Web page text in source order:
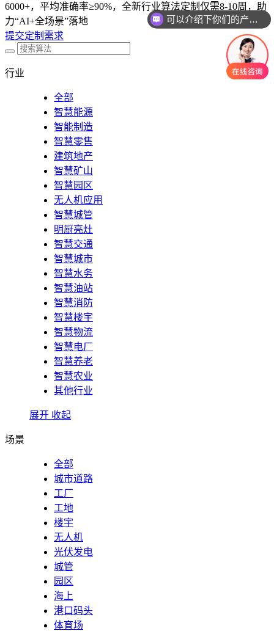
6000+，平均准确率≥90%，全新行业算法定制仅需8-10周，助
力“AI+全场景”落地
提交定制需求
行业
全部
智慧能源
智能制造
智慧零售
建筑地产
智慧矿山
智慧园区
无人机应用
智慧城管
明厨亮灶
智慧交通
智慧城市
智慧水务
智慧油站
智慧消防
智慧楼宇
智慧物流
智慧电厂
智慧养老
智慧农业
其他行业
展开 收起
场景
全部
城市道路
工厂
工地
楼宇
无人机
光伏发电
城管
园区
海上
港口码头
体育场
可以介绍下你们的产品么
你们是怎么收费的呢